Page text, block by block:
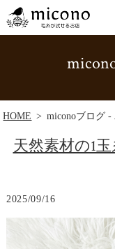
HOME miconoブログ -
天然素材の1
2025/09/16